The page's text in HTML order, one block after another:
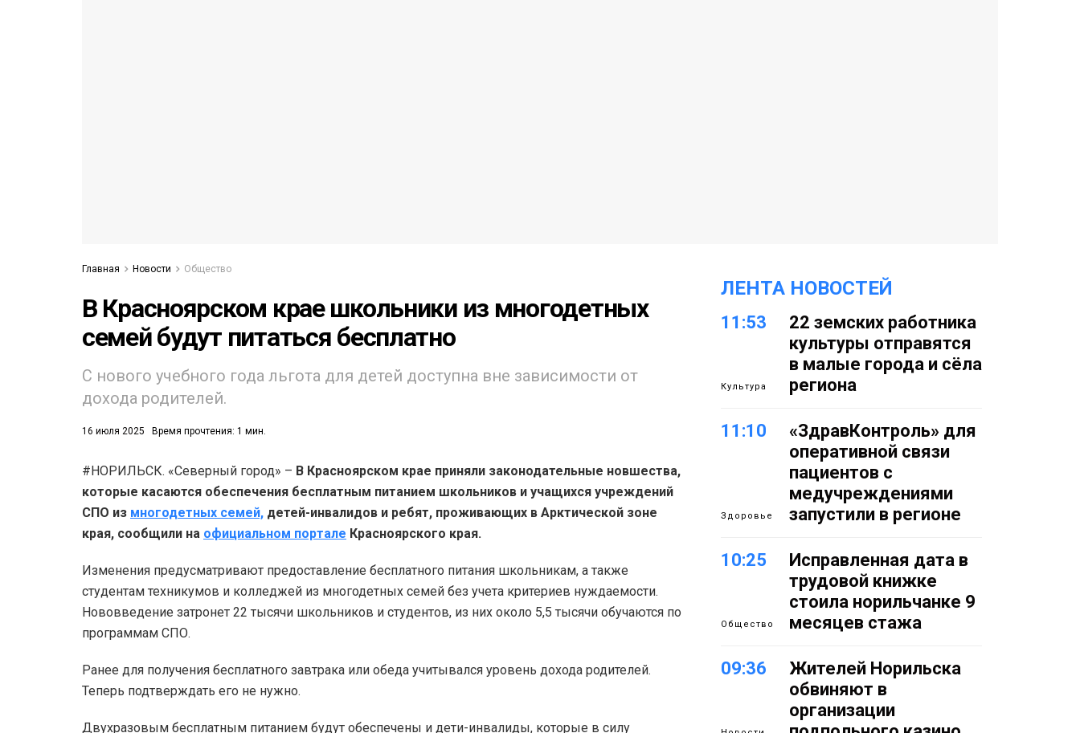
Главная Новости Общество
В Красноярском крае школьники из многодетных
семей будут питаться бесплатно
С нового учебного года льгота для детей доступна вне зависимости от
дохода родителей.
16 июля 2025 Время прочтения: 1 мин.
#НОРИЛЬСК. «Северный город» – В Красноярском крае приняли законодательные новшества,
которые касаются обеспечения бесплатным питанием школьников и учащихся учреждений
СПО из многодетных семей, детей-инвалидов и ребят, проживающих в Арктической зоне
края, сообщили на официальном портале Красноярского края.
Изменения предусматривают предоставление бесплатного питания школьникам, а также
студентам техникумов и колледжей из многодетных семей без учета критериев нуждаемости.
Нововведение затронет 22 тысячи школьников и студентов, из них около 5,5 тысячи обучаются по
программам СПО.
Ранее для получения бесплатного завтрака или обеда учитывался уровень дохода родителей.
Теперь подтверждать его не нужно.
Двухразовым бесплатным питанием будут обеспечены и дети-инвалиды, которые в силу
ЛЕНТА НОВОСТЕЙ
11:53
Культура
22 земских работника
культуры отправятся
в малые города и сёла
региона
11:10
Здоровье
«ЗдравКонтроль» для
оперативной связи
пациентов с
медучреждениями
запустили в регионе
10:25
Общество
Исправленная дата в
трудовой книжке
стоила норильчанке 9
месяцев стажа
09:36
Жителей Норильска
обвиняют в
организации